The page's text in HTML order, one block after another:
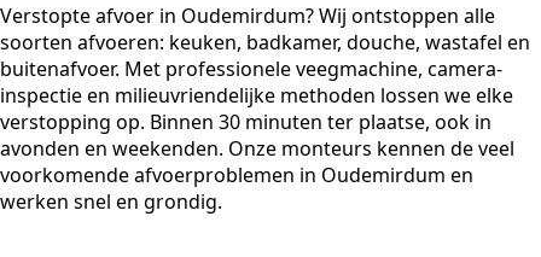
Verstopte afvoer in Oudemirdum? Wij ontstoppen alle
soorten afvoeren: keuken, badkamer, douche, wastafel en
buitenafvoer. Met professionele veegmachine, camera-
inspectie en milieuvriendelijke methoden lossen we elke
verstopping op. Binnen 30 minuten ter plaatse, ook in
avonden en weekenden. Onze monteurs kennen de veel
voorkomende afvoerproblemen in Oudemirdum en
werken snel en grondig.